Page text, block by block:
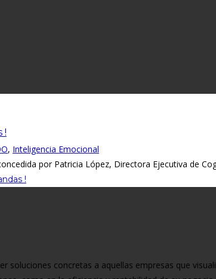
!
, Inteligencia Emocional
por Patricia López, Directora Ejecutiva de
!
soluciones concretas a aquellas empresas que